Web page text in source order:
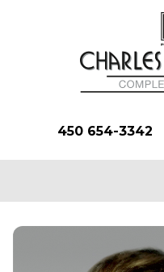
450 654-3342